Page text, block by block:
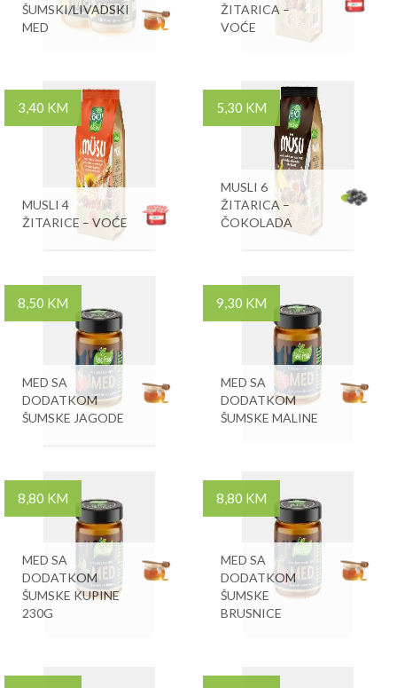
ŠUMSKI/LIVADSKI
MED
ŽITARICA –
VOĆE
3,40 KM
MUSLI 4
ŽITARICE – VOĆE
5,30 KM
MUSLI 6
ŽITARICA –
ČOKOLADA
8,50 KM
MED SA
DODATKOM
ŠUMSKE JAGODE
9,30 KM
MED SA
DODATKOM
ŠUMSKE MALINE
8,80 KM
MED SA
DODATKOM
ŠUMSKE KUPINE
230G
8,80 KM
MED SA
DODATKOM
ŠUMSKE
BRUSNICE